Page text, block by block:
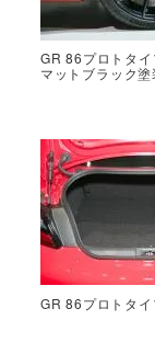
GR 86プロトタ
マットブラック塗
GR 86プロトタイ